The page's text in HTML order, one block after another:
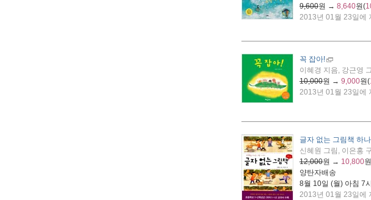
9,600원 → 8,640원(
2013년 01월 23일에
꼭 잡아!
이혜경 지음, 강근영
10,000원 → 9,000원(
2013년 01월 23일에
글자 없는 그림책 하나
신혜원 그림, 이은홍
12,000원 → 10,800
양탄자배송
8월 10일 (월) 아침 7
2013년 01월 23일에